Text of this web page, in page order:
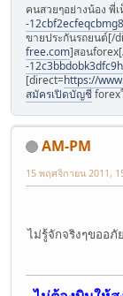
คนสวยๆอย่างน้อง พี่
-
ขายประกันรถยนต์[/
free.com]สอน
-
[direct=https://
สมัครเปิดบัญชี
AM-PM
15 พฤศจิกายน 2011,
ไม่รู้จักจริงๆขออภัย